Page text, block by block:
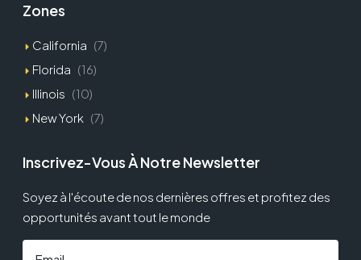
Zones
California (7)
Florida (16)
Illinois (10)
New York (7)
Inscrivez-Vous À Notre Newsletter
Soyez à l'écoute de nos dernières offres et profitez des
opportunités avant tout le monde